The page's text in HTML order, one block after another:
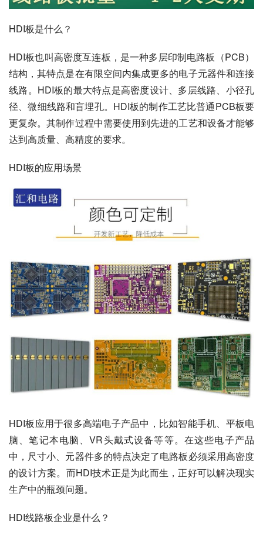
HDI板是什么？
HDI板也叫高密度互连板，是一种多层印制电路板（PCB）
结构，其特点是在有限空间内集成更多的电子元器件和连接
线路。HDI板的最大特点是高密度设计、多层线路、小径孔
径、微细线路和盲埋孔。HDI板的制作工艺比普通PCB板要
更复杂。其制作过程中需要使用到先进的工艺和设备才能够
达到高质量、高精度的要求。
HDI板的应用场景
HDI板应用于很多高端电子产品中，比如智能手机、平板电
脑、笔记本电脑、VR头戴式设备等等。在这些电子产品
中，尺寸小、元器件多的特点决定了电路板必须采用高密度
的设计方案。而HDI技术正是为此而生，正好可以解决现实
生产中的瓶颈问题。
HDI线路板企业是什么？